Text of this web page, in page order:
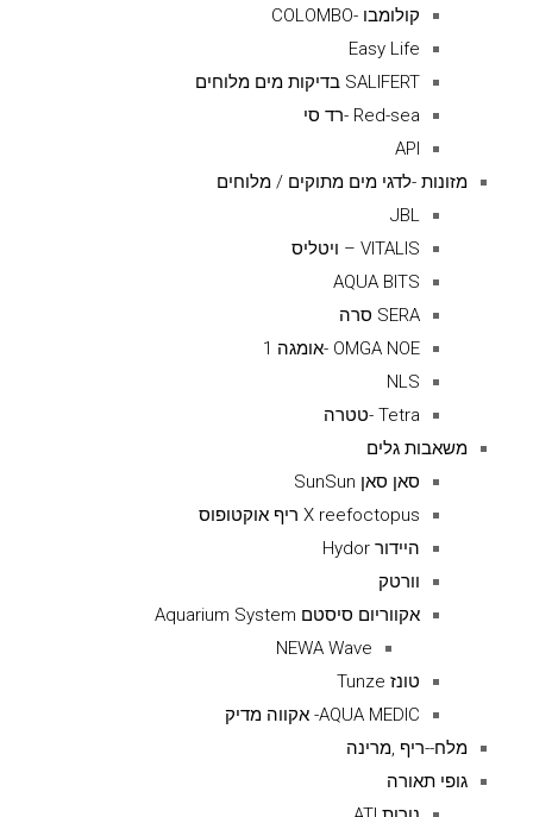
קולומבו -COLOMBO
Easy Life
SALIFERT בדיקות מים מלוחים
Red-sea -רד סי
API
מזונות -לדגי מים מתוקים / מלוחים
JBL
VITALIS – ויטליס
AQUA BITS
SERA סרה
OMGA NOE -אומגה 1
NLS
Tetra -טטרה
משאבות גלים
סאן סאן SunSun
X reefoctopus ריף אוקטופוס
היידור Hydor
וורטק
אקווריום סיסטם Aquarium System
NEWA Wave
טונז Tunze
AQUA MEDIC- אקווה מדיק
מלח--ריף ,מרינה
גופי תאורה